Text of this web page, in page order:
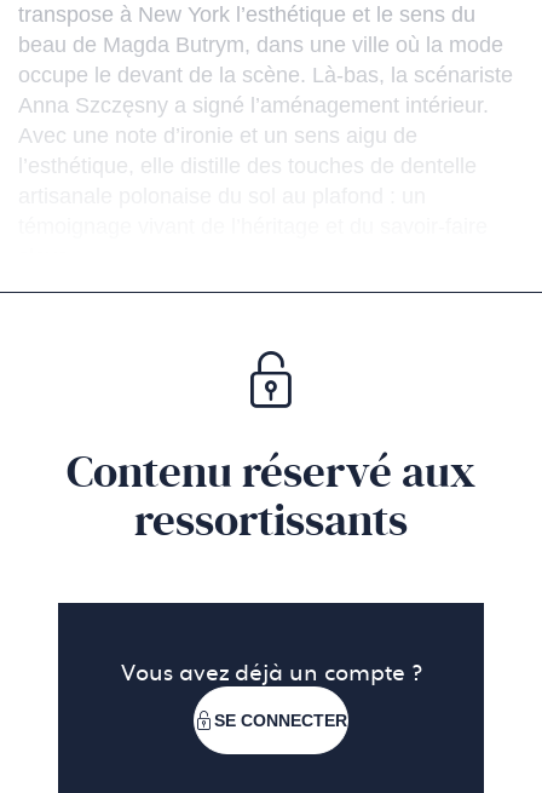
transpose à New York l’esthétique et le sens du
beau de Magda Butrym, dans une ville où la mode
occupe le devant de la scène. Là-bas, la scénariste
Anna Szczęsny a signé l’aménagement intérieur.
Avec une note d’ironie et un sens aigu de
l’esthétique, elle distille des touches de dentelle
Contenu réservé aux
ressortissants
Vous avez déjà un compte ?
SE CONNECTER